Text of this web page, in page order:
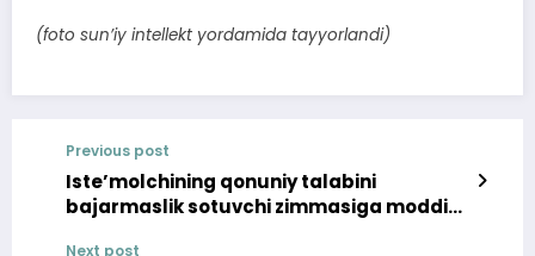
(foto sun’iy intellekt yordamida tayyorlandi)
Previous post
Iste’molchining qonuniy talabini
bajarmaslik sotuvchi zimmasiga moddiy
Next post